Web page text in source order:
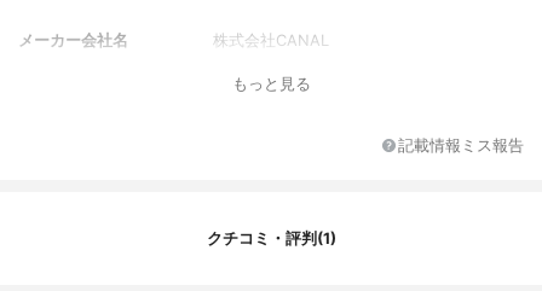
メーカー会社名 株式会社CANAL
もっと見る
記載情報ミス報告
クチコミ・評判(1)